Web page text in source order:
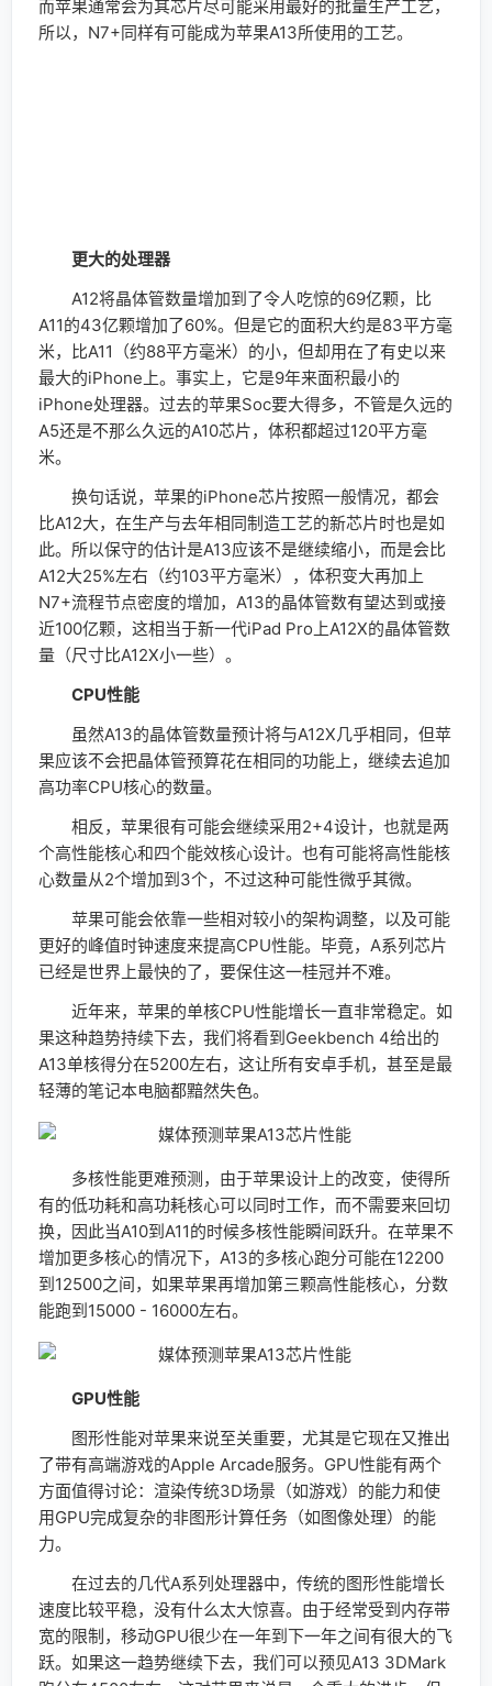
而苹果通常会为其芯片尽可能采用最好的批量生产工艺，
所以，N7+同样有可能成为苹果A13所使用的工艺。
更大的处理器
A12将晶体管数量增加到了令人吃惊的69亿颗，比
A11的43亿颗增加了60%。但是它的面积大约是83平方毫
米，比A11（约88平方毫米）的小，但却用在了有史以来
最大的iPhone上。事实上，它是9年来面积最小的
iPhone处理器。过去的苹果Soc要大得多，不管是久远的
A5还是不那么久远的A10芯片，体积都超过120平方毫
米。
换句话说，苹果的iPhone芯片按照一般情况，都会
比A12大，在生产与去年相同制造工艺的新芯片时也是如
此。所以保守的估计是A13应该不是继续缩小，而是会比
A12大25%左右（约103平方毫米），体积变大再加上
N7+流程节点密度的增加，A13的晶体管数有望达到或接
近100亿颗，这相当于新一代iPad Pro上A12X的晶体管数
量（尺寸比A12X小一些）。
CPU性能
虽然A13的晶体管数量预计将与A12X几乎相同，但苹
果应该不会把晶体管预算花在相同的功能上，继续去追加
高功率CPU核心的数量。
相反，苹果很有可能会继续采用2+4设计，也就是两
个高性能核心和四个能效核心设计。也有可能将高性能核
心数量从2个增加到3个，不过这种可能性微乎其微。
苹果可能会依靠一些相对较小的架构调整，以及可能
更好的峰值时钟速度来提高CPU性能。毕竟，A系列芯片
已经是世界上最快的了，要保住这一桂冠并不难。
近年来，苹果的单核CPU性能增长一直非常稳定。如
果这种趋势持续下去，我们将看到Geekbench 4给出的
A13单核得分在5200左右，这让所有安卓手机，甚至是最
轻薄的笔记本电脑都黯然失色。
多核性能更难预测，由于苹果设计上的改变，使得所
有的低功耗和高功耗核心可以同时工作，而不需要来回切
换，因此当A10到A11的时候多核性能瞬间跃升。在苹果不
增加更多核心的情况下，A13的多核心跑分可能在12200
到12500之间，如果苹果再增加第三颗高性能核心，分数
能跑到15000 - 16000左右。
GPU性能
图形性能对苹果来说至关重要，尤其是它现在又推出
了带有高端游戏的Apple Arcade服务。GPU性能有两个
方面值得讨论：渲染传统3D场景（如游戏）的能力和使
用GPU完成复杂的非图形计算任务（如图像处理）的能
力。
在过去的几代A系列处理器中，传统的图形性能增长
速度比较平稳，没有什么太大惊喜。由于经常受到内存带
宽的限制，移动GPU很少在一年到下一年之间有很大的飞
跃。如果这一趋势继续下去，我们可以预见A13 3DMark